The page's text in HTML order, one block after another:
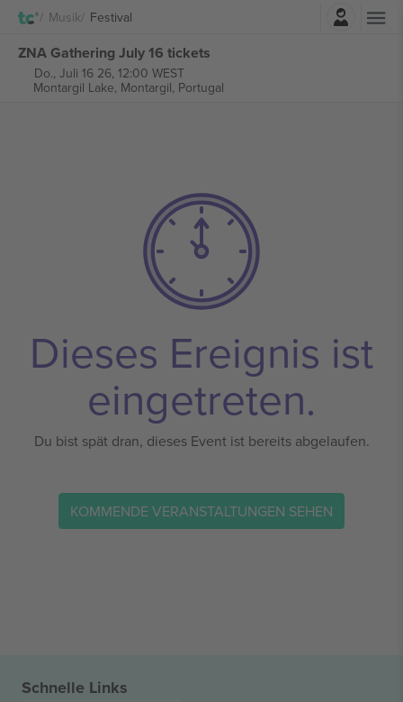
Musik Festival
ZNA Gathering July 16 tickets
Do., Juli 16 26, 12:00 WEST
Montargil Lake, Montargil, Portugal
Dieses Ereignis ist
eingetreten.
Du bist spät dran, dieses Event ist bereits abgelaufen.
KOMMENDE VERANSTALTUNGEN SEHEN
Schnelle Links